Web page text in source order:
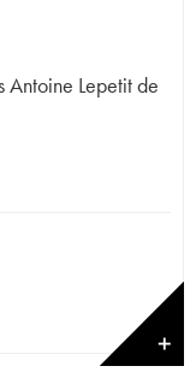
Antoine Lepetit de
✕